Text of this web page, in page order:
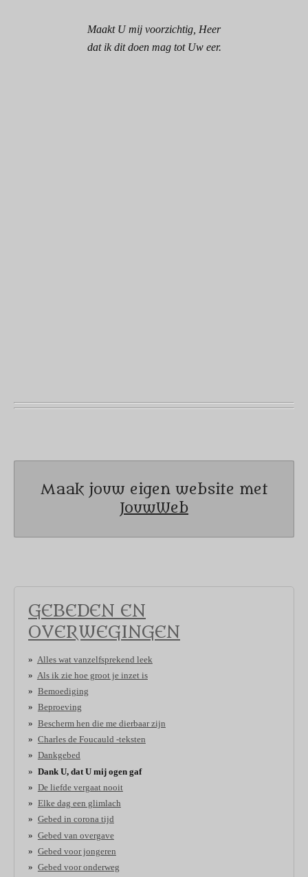
Maakt U mij voorzichtig, Heer
dat ik dit doen mag tot Uw eer.
Maak jouw eigen website met
JouwWeb
GEBEDEN EN
OVERWEGINGEN
Alles wat vanzelfsprekend leek
Als ik zie hoe groot je inzet is
Bemoediging
Beproeving
Bescherm hen die me dierbaar zijn
Charles de Foucauld -teksten
Dankgebed
Dank U, dat U mij ogen gaf
De liefde vergaat nooit
Elke dag een glimlach
Gebed in corona tijd
Gebed van overgave
Gebed voor jongeren
Gebed voor onderweg